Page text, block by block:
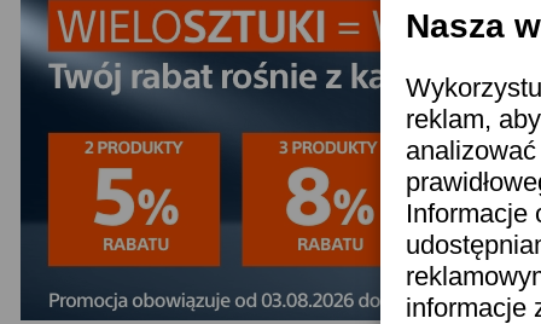
Nasza
reklam,
Informacje
informacje